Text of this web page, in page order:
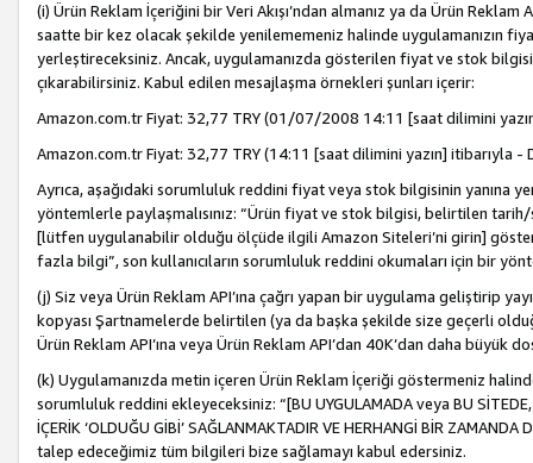
(i) Ürün Reklam İçeriğini bir Veri Akışı’ndan almanız ya da Ürün
saatte bir kez olacak şekilde yenilememeniz halinde uygulamanızın
yerleştireceksiniz. Ancak, uygulamanızda gösterilen fiyat ve stok
çıkarabilirsiniz. Kabul edilen mesajlaşma örnekleri şunları içerir:
Amazon.com.tr Fiyat: 32,77 TRY (01/07/2008 14:11 [saat dilimini
Amazon.com.tr Fiyat: 32,77 TRY (14:11 [saat dilimini yazın] itibarıyla -
Ayrıca, aşağıdaki sorumluluk reddini fiyat veya stok bilgisinin yanına
yöntemlerle paylaşmalısınız: “Ürün fiyat ve stok bilgisi, belirtilen
[lütfen uygulanabilir olduğu ölçüde ilgili Amazon Siteleri’ni girin]
fazla bilgi”, son kullanıcıların sorumluluk reddini okumaları için bir
(j) Siz veya Ürün Reklam API’ına çağrı yapan bir uygulama geliştirip
kopyası Şartnamelerde belirtilen (ya da başka şekilde size geçerli
Ürün Reklam API’ına veya Ürün Reklam API’dan 40K’dan daha büyük
(k) Uygulamanızda metin içeren Ürün Reklam İçeriği göstermeniz
sorumluluk reddini ekleyeceksiniz: “[BU UYGULAMADA veya BU SİTEDE,
İÇERİK ‘OLDUĞU GİBİ’ SAĞLANMAKTADIR VE HERHANGİ BİR
talep edeceğimiz tüm bilgileri bize sağlamayı kabul edersiniz.